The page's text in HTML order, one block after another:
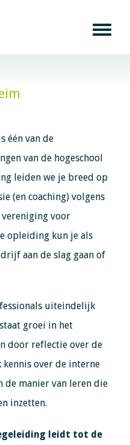
één van de
van de hogeschool
leiden we je breed op
(en coaching) volgens
voor
opleiding kun je als
aan de slag gaan of
uiteindelijk
groei in het
door reflectie over de
kennis over de interne
de manier van leren die
inzetten.
leidt tot de